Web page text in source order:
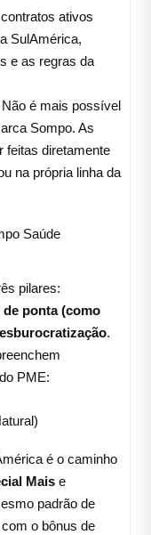
ativos
SulAmérica,
e as regras da
Não é mais possível
Sompo. As
feitas diretamente
na própria linha da
Saúde
pilares:
ponta (como
.
PME:
é o caminho
Maise
padrão de
o bônus de